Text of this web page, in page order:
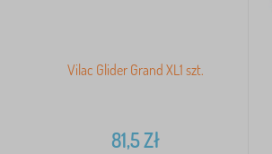
Vilac Glider Grand XL1 szt.
81,5Zł